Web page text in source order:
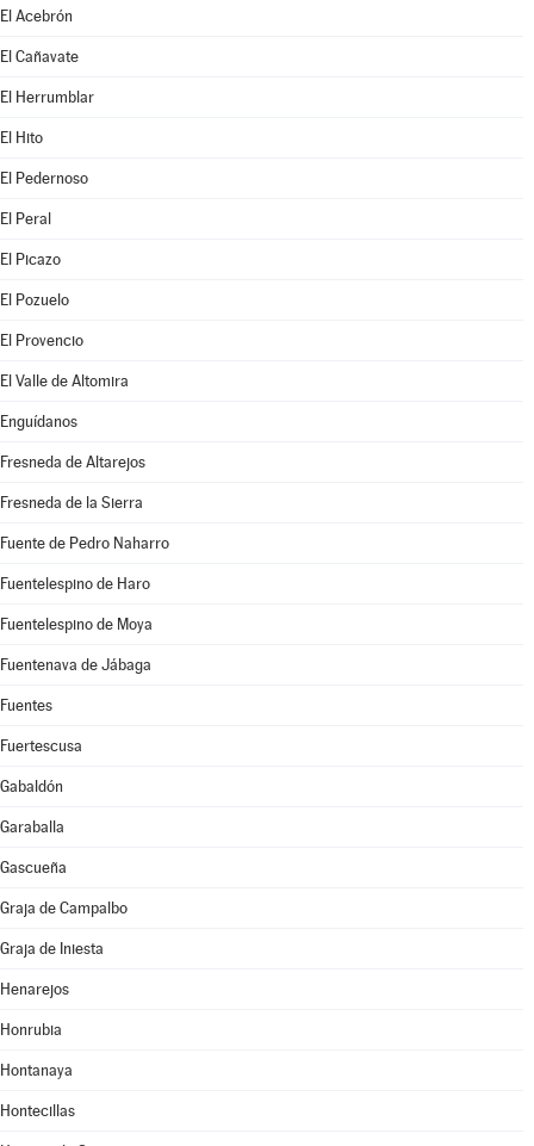
El Acebrón
El Cañavate
El Herrumblar
El Hito
El Pedernoso
El Peral
El Picazo
El Pozuelo
El Provencio
El Valle de Altomira
Enguídanos
Fresneda de Altarejos
Fresneda de la Sierra
Fuente de Pedro Naharro
Fuentelespino de Haro
Fuentelespino de Moya
Fuentenava de Jábaga
Fuentes
Fuertescusa
Gabaldón
Garaballa
Gascueña
Graja de Campalbo
Graja de Iniesta
Henarejos
Honrubia
Hontanaya
Hontecillas